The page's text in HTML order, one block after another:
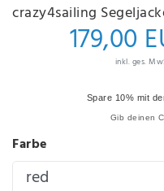
crazy4sailing
179,00
inkl. ges.
Spare 10% mit
Gib deinen
Farbe